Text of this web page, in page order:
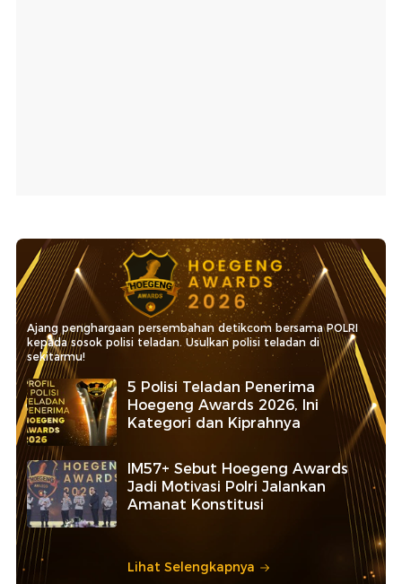
Ajang penghargaan persembahan detikcom bersama POLRI
kepada sosok polisi teladan. Usulkan polisi teladan di
sekitarmu!
5 Polisi Teladan Penerima
Hoegeng Awards 2026, Ini
Kategori dan Kiprahnya
IM57+ Sebut Hoegeng Awards
Jadi Motivasi Polri Jalankan
Amanat Konstitusi
Lihat Selengkapnya